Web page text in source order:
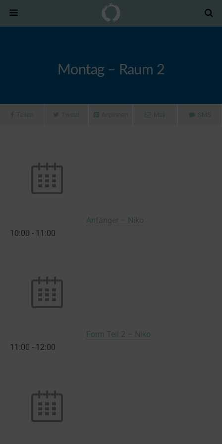
Montag – Raum 2
Teilen Tweet Anpinnen Mail SMS
Anfänger – Niko
10:00 - 11:00
Form Teil 2 – Niko
11:00 - 12:00